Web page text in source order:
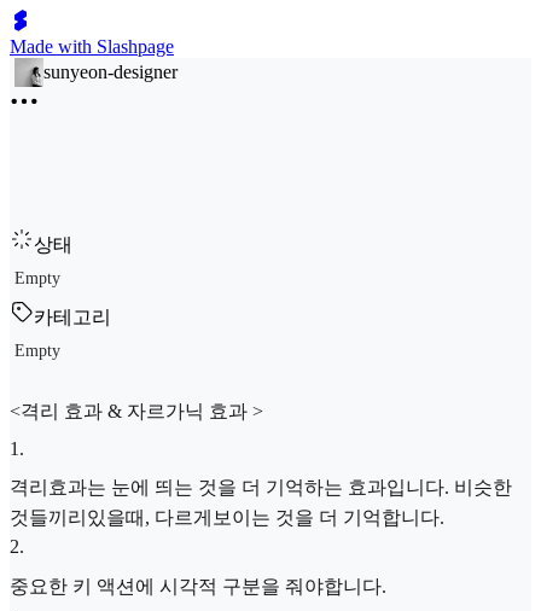
Made with Slashpage
sunyeon-designer
상태
Empty
카테고리
Empty
<격리 효과 & 자르가닉 효과 >
1 .
격리효과는 눈에 띄는 것을 더 기억하는 효과입니다. 비슷한
것들끼리있을때, 다르게보이는 것을 더 기억합니다.
2.
중요한 키 액션에 시각적 구분을 줘야합니다.